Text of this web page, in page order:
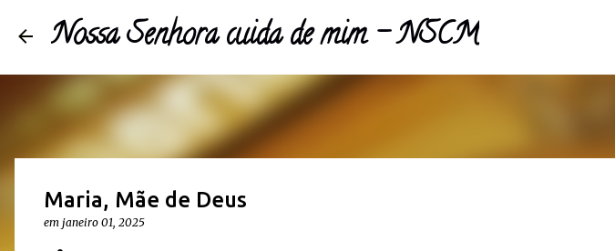
Nossa Senhora cuida de mim - NSCM
Maria, Mãe de Deus
em janeiro 01, 2025